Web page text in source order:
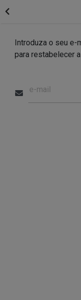
Introduza o seu e-
para restabelecer
e-mail